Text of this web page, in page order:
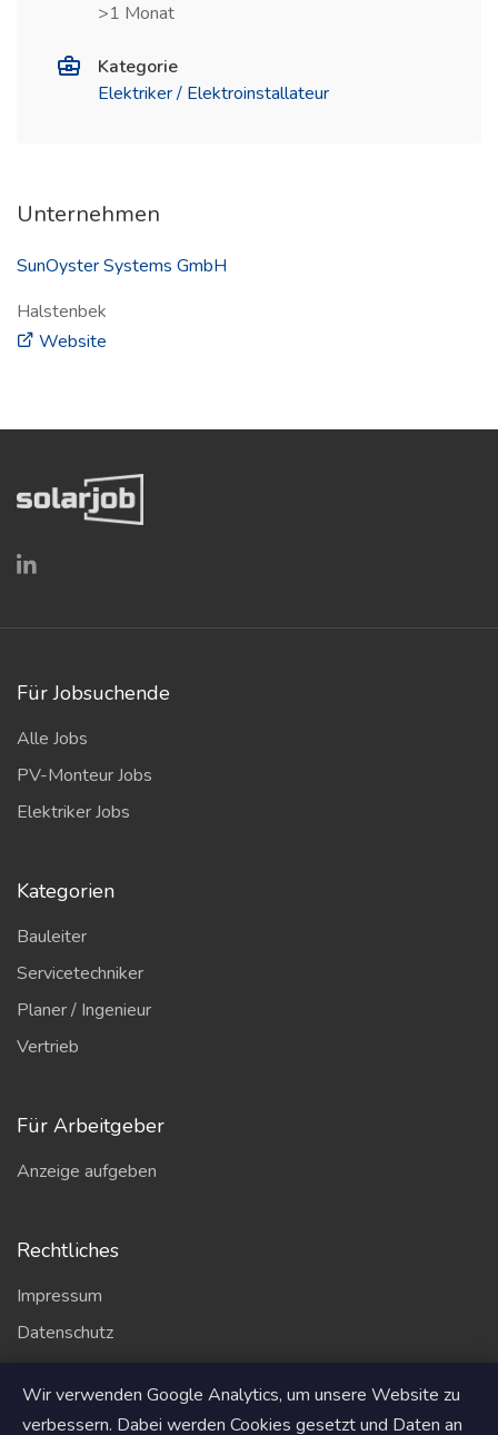
>1 Monat
Kategorie
Elektriker / Elektroinstallateur
Unternehmen
SunOyster Systems GmbH
Halstenbek
Website
Für Jobsuchende
Alle Jobs
PV-Monteur Jobs
Elektriker Jobs
Kategorien
Bauleiter
Servicetechniker
Planer / Ingenieur
Vertrieb
Für Arbeitgeber
Anzeige aufgeben
Rechtliches
Impressum
Datenschutz
Partner
Wir verwenden Google Analytics, um unsere Website zu
verbessern. Dabei werden Cookies gesetzt und Daten an